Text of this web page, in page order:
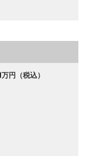
万円（税込）